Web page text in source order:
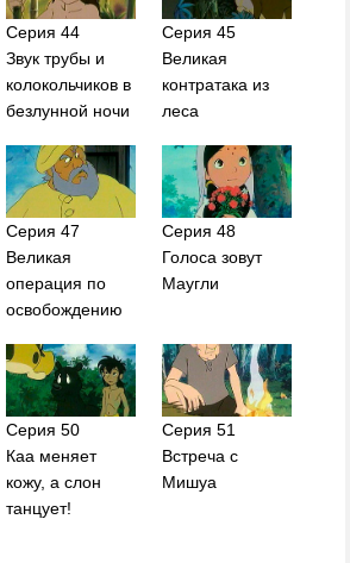
Серия 44
Звук трубы и
колокольчиков в
безлунной ночи
Серия 45
Великая
контратака из
леса
Серия 47
Великая
операция по
освобождению
Серия 48
Голоса зовут
Маугли
Серия 50
Каа меняет
кожу, а слон
танцует!
Серия 51
Встреча с
Мишуа